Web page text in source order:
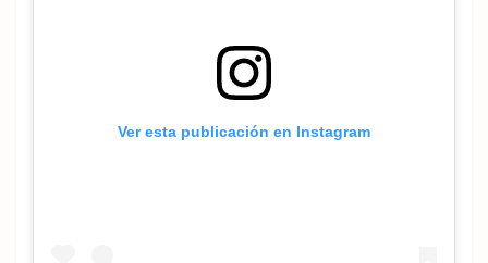
Ver esta publicación en Instagram